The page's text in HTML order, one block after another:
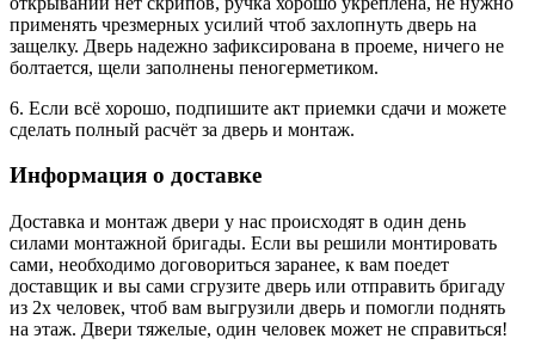
применять чрезмерных усилий чтоб захлопнуть дверь на
защелку. Дверь надежно зафиксирована в проеме, ничего не
болтается, щели заполнены пеногерметиком.
6. Если всё хорошо, подпишите акт приемки сдачи и можете
сделать полный расчёт за дверь и монтаж.
Информация о доставке
Доставка и монтаж двери у нас происходят в один день
силами монтажной бригады. Если вы решили монтировать
сами, необходимо договориться заранее, к вам поедет
доставщик и вы сами сгрузите дверь или отправить бригаду
из 2х человек, чтоб вам выгрузили дверь и помогли поднять
на этаж. Двери тяжелые, один человек может не справиться!